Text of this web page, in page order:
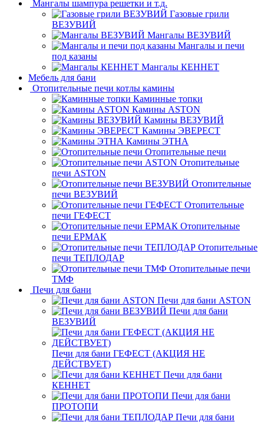
Мангалы шампура решетки и т.д.
Газовые грили
ВЕЗУВИЙ
Мангалы ВЕЗУВИЙ
Мангалы и печи
под казаны
Мангалы КЕННЕТ
Мебель для бани
Отопительные печи котлы камины
Каминные топки
Камины ASTON
Камины ВЕЗУВИЙ
Камины ЭВЕРЕСТ
Камины ЭТНА
Отопительные печи
Отопительные
печи ASTON
Отопительные
печи ВЕЗУВИЙ
Отопительные
печи ГЕФЕСТ
Отопительные
печи ЕРМАК
Отопительные
печи ТЕПЛОДАР
Отопительные печи
ТМФ
Печи для бани
Печи для бани ASTON
Печи для бани
ВЕЗУВИЙ
Печи для бани ГЕФЕСТ (АКЦИЯ НЕ
ДЕЙСТВУЕТ)
Печи для бани
КЕННЕТ
Печи для бани
ПРОТОПИ
Печи для бани